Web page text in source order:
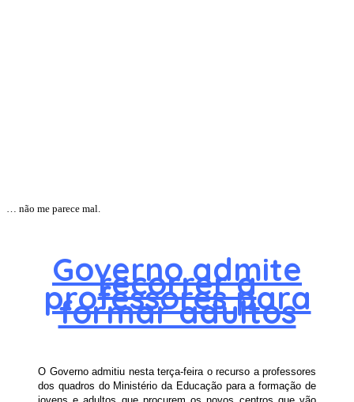
… não me parece mal.
Governo admite
recorrer a
professores para
formar adultos
O Governo admitiu nesta terça-feira o recurso a professores
dos quadros do Ministério da Educação para a formação de